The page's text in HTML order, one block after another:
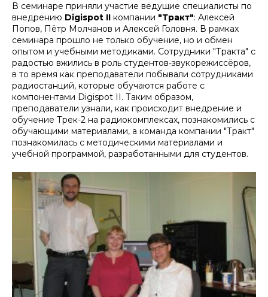
В семинаре приняли участие ведущие специалисты по
внедрению Digispot II компании "Тракт": Алексей
Попов, Пётр Молчанов и Алексей Головня. В рамках
семинара прошло не только обучение, но и обмен
опытом и учебными методиками. Сотрудники "Тракта" с
радостью вжились в роль студентов-звукорежиссёров,
в то время как преподаватели побывали сотрудниками
радиостанций, которые обучаются работе с
компонентами Digispot II. Таким образом,
преподаватели узнали, как происходит внедрение и
обучение Трек-2 на радиокомплексах, познакомились с
обучающими материалами, а команда компании "Тракт"
познакомилась с методическими материалами и
учебной программой, разработанными для студентов.